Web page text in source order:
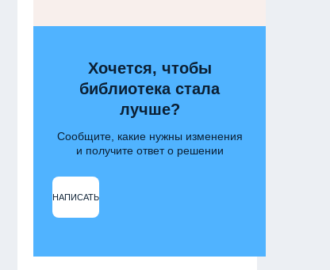
Хочется, чтобы
библиотека стала
лучше?
Сообщите, какие нужны изменения
и получите ответ о решении
НАПИСАТЬ